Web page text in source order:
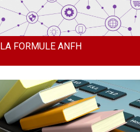
LA FORMULE ANFH